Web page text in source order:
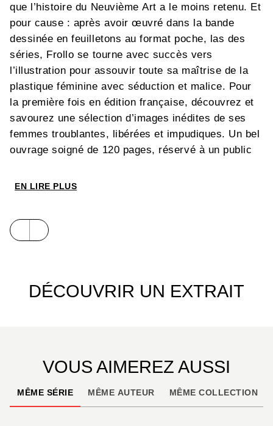
que l’histoire du Neuvième Art a le moins retenu. Et
pour cause : après avoir œuvré dans la bande
dessinée en feuilletons au format poche, las des
séries, Frollo se tourne avec succès vers
l’illustration pour assouvir toute sa maîtrise de la
plastique féminine avec séduction et malice. Pour
la première fois en édition française, découvrez et
savourez une sélection d’images inédites de ses
femmes troublantes, libérées et impudiques. Un bel
ouvrage soigné de 120 pages, réservé à un public
EN LIRE PLUS
DÉCOUVRIR UN EXTRAIT
VOUS AIMEREZ AUSSI
MÊME SÉRIE MÊME AUTEUR MÊME COLLECTION